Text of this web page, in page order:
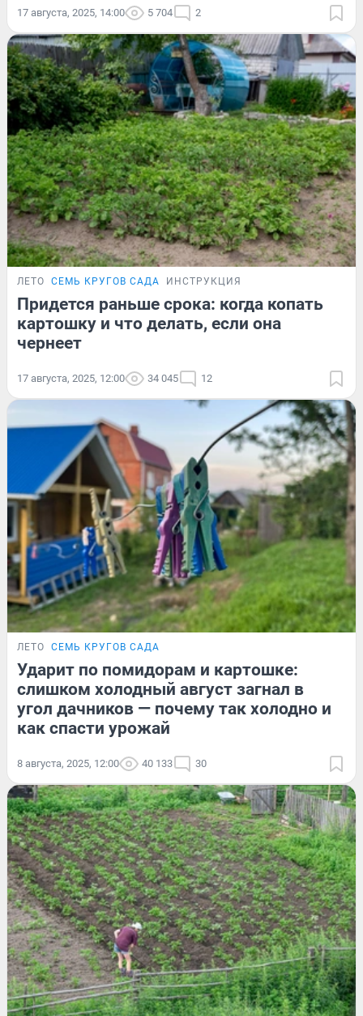
17 августа, 2025, 14:00 5 704 2
ЛЕТО СЕМЬ КРУГОВ САДА ИНСТРУКЦИЯ
Придется раньше срока: когда копать
картошку и что делать, если она
чернеет
17 августа, 2025, 12:00 34 045 12
ЛЕТО СЕМЬ КРУГОВ САДА
Ударит по помидорам и картошке:
слишком холодный август загнал в
угол дачников — почему так холодно и
как спасти урожай
8 августа, 2025, 12:00 40 133 30